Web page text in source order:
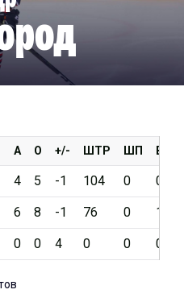
А О +/- ШТР ШП ВБР
4 5 -1 104 0 0
6 8 -1 76 0 1
0 0 4 0 0 0
2020/2021
2019/2020
2018/2019